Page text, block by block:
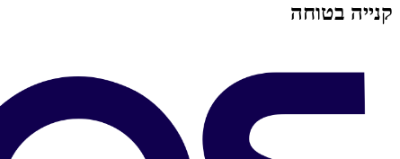
קנייה בטוחה